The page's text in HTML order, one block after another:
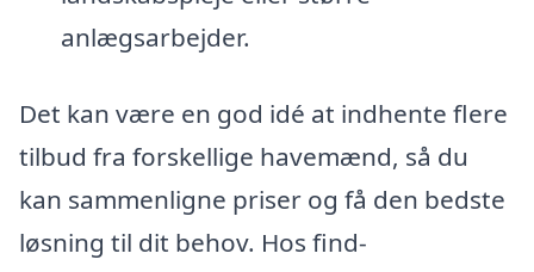
anlægsarbejder.
Det kan være en god idé at indhente flere
tilbud fra forskellige havemænd, så du
kan sammenligne priser og få den bedste
løsning til dit behov. Hos find-